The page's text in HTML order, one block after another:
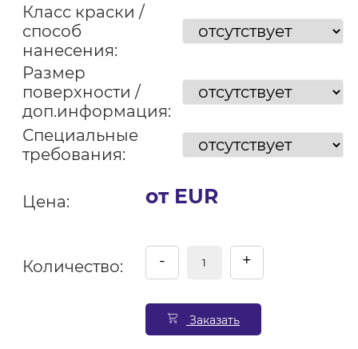
Класс краски /
способ
нанесения:
Размер
поверхности /
доп.информация:
Специальные
требования:
Цена: от EUR
Количество: - +
Заказать